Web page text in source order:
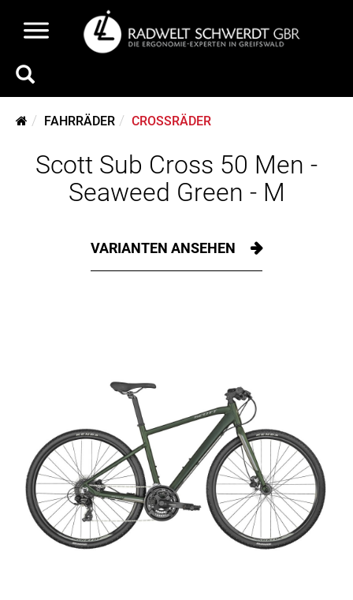
FAHRRÄDER CROSSRÄDER
Scott Sub Cross 50 Men -
Seaweed Green - M
VARIANTEN ANSEHEN